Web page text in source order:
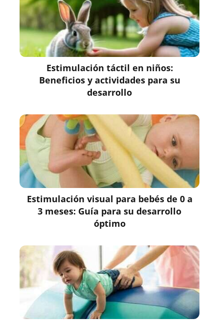
Estimulación táctil en niños:
Beneficios y actividades para su
desarrollo
Estimulación visual para bebés de 0 a
3 meses: Guía para su desarrollo
óptimo